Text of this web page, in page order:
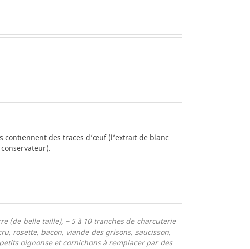
contiennent des traces d’œuf (l’extrait de blanc
(de belle taille), – 5 à 10 tranches de charcuterie
rosette, bacon, viande des grisons, saucisson,
oignonse et cornichons à remplacer par des